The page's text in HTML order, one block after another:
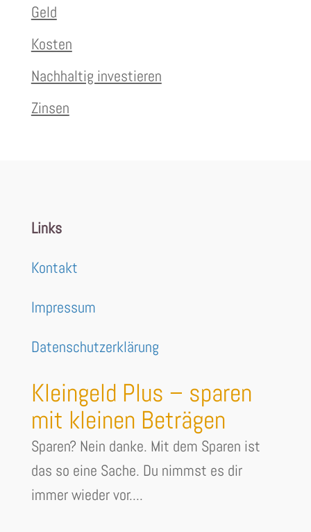
Geld
Kosten
Nachhaltig investieren
Zinsen
Links
Kontakt
Impressum
Datenschutzerklärung
Kleingeld Plus – sparen
mit kleinen Beträgen
Sparen? Nein danke. Mit dem Sparen ist
das so eine Sache. Du nimmst es dir
immer wieder vor....